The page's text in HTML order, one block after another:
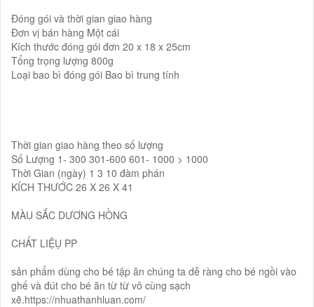
Đóng gói và thời gian giao hàng
Đơn vị bán hàng Một cái
Kích thước đóng gói đơn 20 x 18 x 25cm
Tổng trọng lượng 800g
Loại bao bì đóng gói Bao bì trung tính
Thời gian giao hàng theo số lượng
Số Lượng 1- 300 301-600 601- 1000 > 1000
Thời Gian (ngày) 1 3 10 đàm phán
KÍCH THƯỚC 26 X 26 X 41
MÀU SẮC DƯƠNG HỒNG
CHẤT LIỆỤ PP
sản phẩm dùng cho bé tập ăn chúng ta dễ ràng cho bé ngồi vào
ghế và đút cho bé ăn từ từ vô cùng sạch
xẽ.https://nhuathanhluan.com/